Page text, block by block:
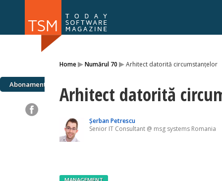
Home▸Numărul 70 ▸Arhitect datorită circumstanțelor
Abonamente Arhitect datorită
Șerban Petrescu
Senior IT Consultant @ msg systems Romania